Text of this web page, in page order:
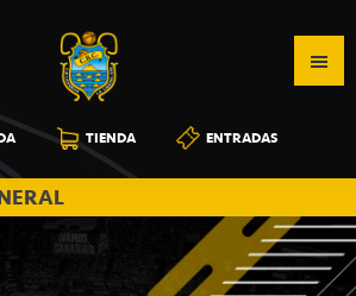
TIENDA ENTRADAS